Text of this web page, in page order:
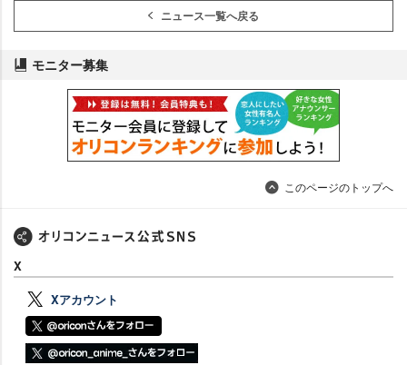
ニュース一覧へ戻る
モニター募集
このページのトップへ
X
Xアカウント